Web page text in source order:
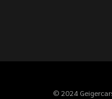
© 2024